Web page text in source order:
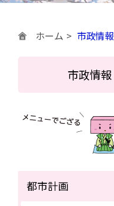
ホーム 市政情報
市政情報
都市計画